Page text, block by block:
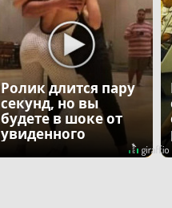
Ролик длится пару
секунд, но вы
будете в шоке от
увиденного